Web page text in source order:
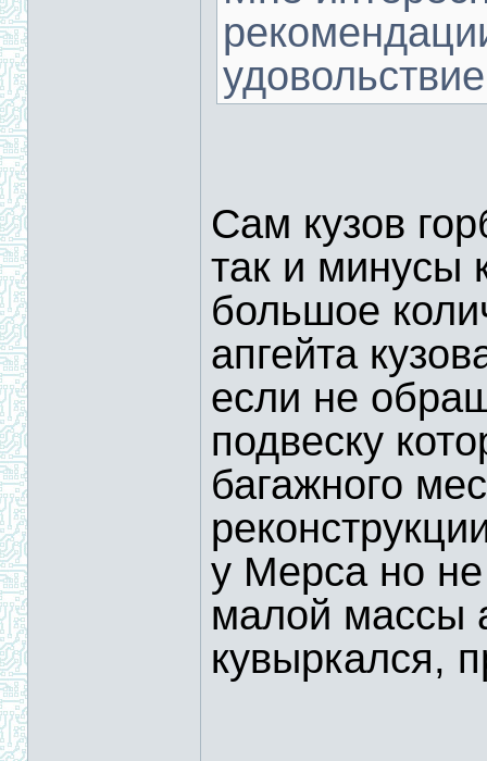
Сам кузов
так и минусы
большое
апгейта
если не
подвеску
багажного
у Мерса но не
малой массы
кувыркался,